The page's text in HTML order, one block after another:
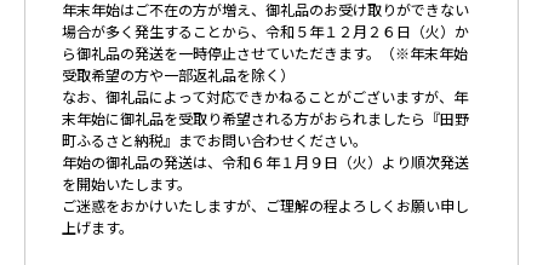
年末年始はご不在の方が増え、御礼品のお受け取りができない
場合が多く発生することから、令和５年１２月２６日（火）か
ら御礼品の発送を一時停止させていただきます。（※年末年始
受取希望の方や一部返礼品を除く）
なお、御礼品によって対応できかねることがございますが、年
末年始に御礼品を受取り希望される方がおられましたら『田野
町ふるさと納税』までお問い合わせください。
年始の御礼品の発送は、令和６年１月９日（火）より順次発送
を開始いたします。
ご迷惑をおかけいたしますが、ご理解の程よろしくお願い申し
上げます。